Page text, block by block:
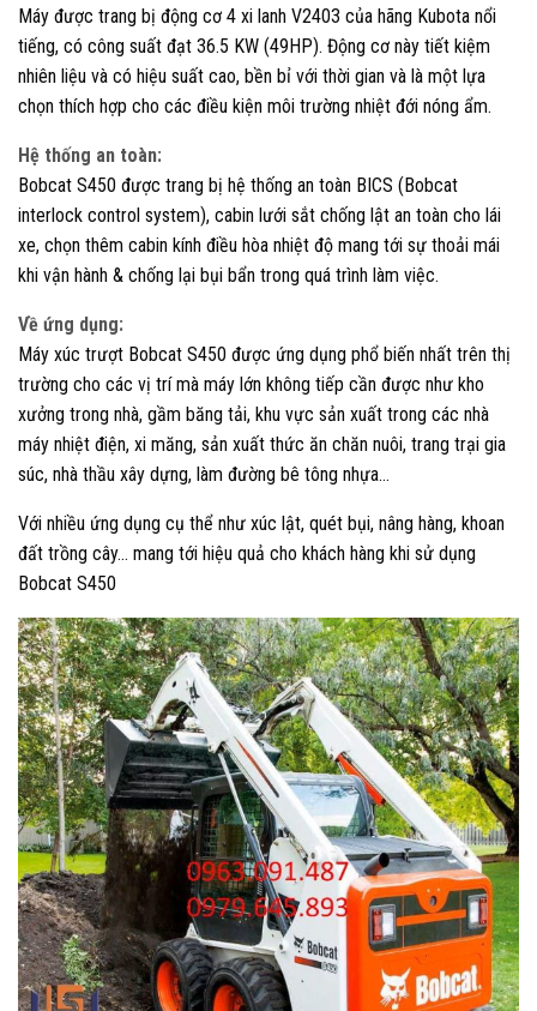
Máy được trang bị động cơ 4 xi lanh V2403 của hãng Kubota nổi
tiếng, có công suất đạt 36.5 KW (49HP). Động cơ này tiết kiệm
nhiên liệu và có hiệu suất cao, bền bỉ với thời gian và là một lựa
chọn thích hợp cho các điều kiện môi trường nhiệt đới nóng ẩm.
Hệ thống an toàn:
Bobcat S450 được trang bị hệ thống an toàn BICS (Bobcat
interlock control system), cabin lưới sắt chống lật an toàn cho lái
xe, chọn thêm cabin kính điều hòa nhiệt độ mang tới sự thoải mái
khi vận hành & chống lại bụi bẩn trong quá trình làm việc.
Về ứng dụng:
Máy xúc trượt Bobcat S450 được ứng dụng phổ biến nhất trên thị
trường cho các vị trí mà máy lớn không tiếp cần được như kho
xưởng trong nhà, gầm băng tải, khu vực sản xuất trong các nhà
máy nhiệt điện, xi măng, sản xuất thức ăn chăn nuôi, trang trại gia
súc, nhà thầu xây dựng, làm đường bê tông nhựa…
Với nhiều ứng dụng cụ thể như xúc lật, quét bụi, nâng hàng, khoan
đất trồng cây… mang tới hiệu quả cho khách hàng khi sử dụng
Bobcat S450